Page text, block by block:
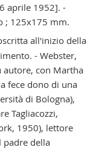
aprile 1952]. -
; 125x175 mm.
all'inizio della
- Webster,
autore, con Martha
fece dono di una
di Bologna),
Tagliacozzi,
1950), lettore
padre della